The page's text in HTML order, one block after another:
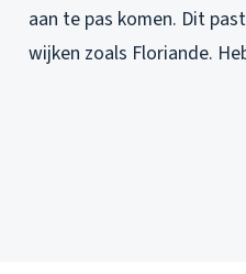
aan te pas komen. Dit
wijken zoals Floriande.